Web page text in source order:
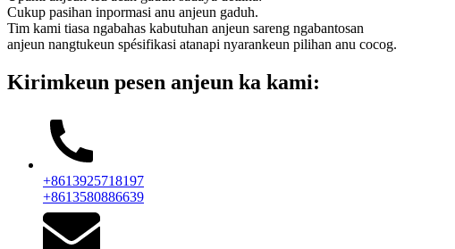
Cukup pasihan inpormasi anu anjeun gaduh.
Tim kami tiasa ngabahas kabutuhan anjeun sareng ngabantosan
anjeun nangtukeun spésifikasi atanapi nyarankeun pilihan anu cocog.
Kirimkeun pesen anjeun ka kami:
+8613925718197
+8613580886639